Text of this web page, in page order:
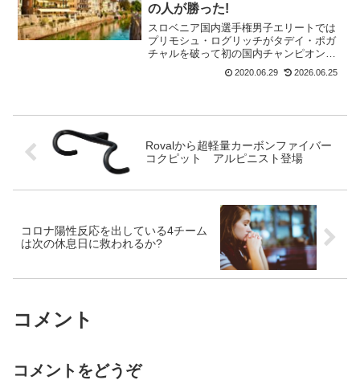
の人が勝った!
スロベニア国内選手権男子エリートでは
プリモシュ・ログリッチがタデイ・ポガ
チャルを破って初の国内チャンピオンに
なったのは1週間前。6月28日にはスロベ
ニア国内選手権個人タイムトライヤルが
2020.06.29 2026.06.25
Rovalから超軽量カーボンファイバー
コクピット アルピニスト登場
コロナ陽性反応を出している4チーム
は次の休息日に救われるか?
コメント
コメントをどうぞ